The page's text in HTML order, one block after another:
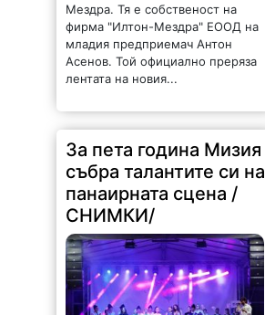
Мездра. Тя е собственост на
фирма "Илтон-Мездра" ЕООД на
младия предприемач Антон
Асенов. Той официално преряза
лентата на новия...
За пета година Мизия
събра талантите си на
панаирната сцена /
СНИМКИ/